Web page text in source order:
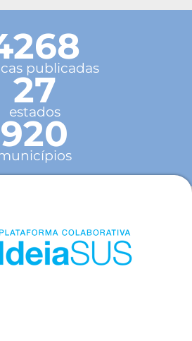
publicadas
27
estados
920